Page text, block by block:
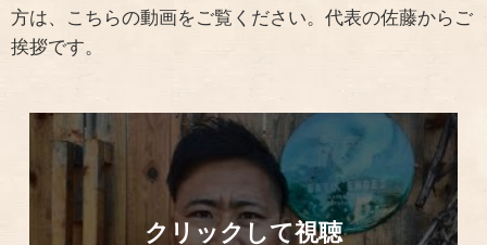
方は、こちらの動画をご覧ください。代表の佐藤からご
挨拶です。